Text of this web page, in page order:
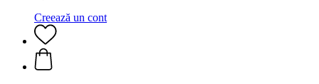
Creează un cont